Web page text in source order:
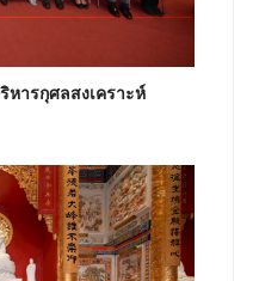
ารกุศลสงเคราะห์